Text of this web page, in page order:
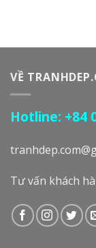
VỀ
Hotline: +84
Tư vấn khách